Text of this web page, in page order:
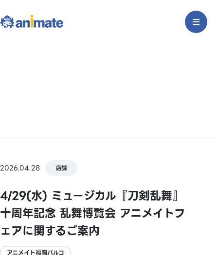
2026.04.28 店舗
4/29(水) ミュージカル『刀剣乱舞』
十周年記念 乱舞博覧会 アニメイトフ
ェアに関するご案内
アニメイト福岡パルコ